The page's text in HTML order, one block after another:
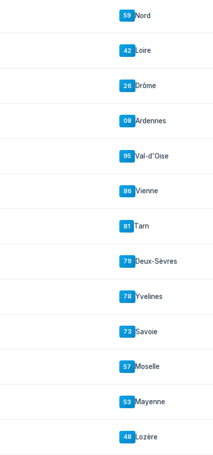
59 Nord
42 Loire
26 Drôme
08 Ardennes
95 Val-d'Oise
86 Vienne
81 Tarn
79 Deux-Sèvres
78 Yvelines
73 Savoie
57 Moselle
53 Mayenne
48 Lozère